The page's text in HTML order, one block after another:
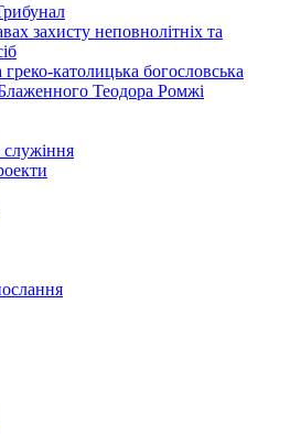
захисту неповнолітніх та
католицька богословська
Теодора Ромжі